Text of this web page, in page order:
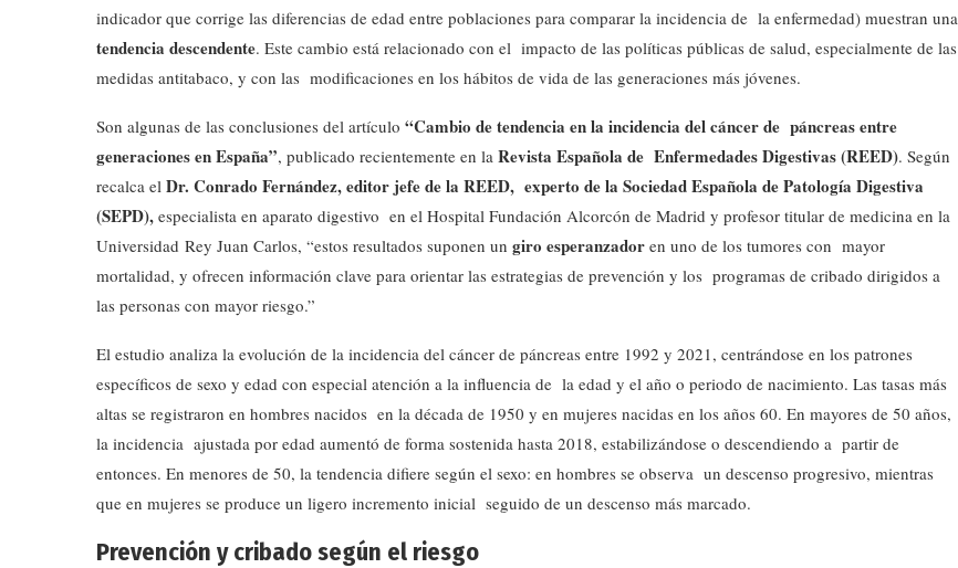
indicador que corrige las diferencias de edad entre poblaciones para comparar la incidencia de la enfermedad) muestran una
tendencia descendente. Este cambio está relacionado con el impacto de las políticas públicas de salud, especialmente de las
medidas antitabaco, y con las modificaciones en los hábitos de vida de las generaciones más jóvenes.
Son algunas de las conclusiones del artículo “Cambio de tendencia en la incidencia del cáncer de páncreas entre
generaciones en España”, publicado recientemente en la Revista Española de Enfermedades Digestivas (REED). Según
recalca el Dr. Conrado Fernández, editor jefe de la REED, experto de la Sociedad Española de Patología Digestiva
(SEPD), especialista en aparato digestivo en el Hospital Fundación Alcorcón de Madrid y profesor titular de medicina en la
Universidad Rey Juan Carlos, “estos resultados suponen un giro esperanzador en uno de los tumores con mayor
mortalidad, y ofrecen información clave para orientar las estrategias de prevención y los programas de cribado dirigidos a
las personas con mayor riesgo.”
El estudio analiza la evolución de la incidencia del cáncer de páncreas entre 1992 y 2021, centrándose en los patrones
específicos de sexo y edad con especial atención a la influencia de la edad y el año o periodo de nacimiento. Las tasas más
altas se registraron en hombres nacidos en la década de 1950 y en mujeres nacidas en los años 60. En mayores de 50 años,
la incidencia ajustada por edad aumentó de forma sostenida hasta 2018, estabilizándose o descendiendo a partir de
entonces. En menores de 50, la tendencia difiere según el sexo: en hombres se observa un descenso progresivo, mientras
que en mujeres se produce un ligero incremento inicial seguido de un descenso más marcado.
Prevención y cribado según el riesgo